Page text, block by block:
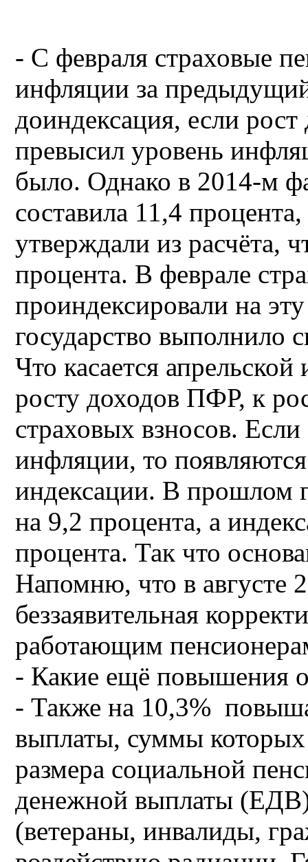
- С февраля страховые
инфляции за
доиндексация, если
превысил уровень
было. Однако в 2014-м
составила 11,4
утверждали из расчёта,
процента. В феврале
проиндексировали на
государство выполнило
Что касается
росту доходов ПФР, к
страховых взносов.
инфляции, то
индексации. В прошлом
на 9,2 процента, а
процента. Так что
Напомню, что в августе
беззаявительная
работающим
- Какие ещё повышения
- Также на 10,3%
выплаты, суммы которых
размера социальной
денежной выплаты
(ветераны, инвалиды,